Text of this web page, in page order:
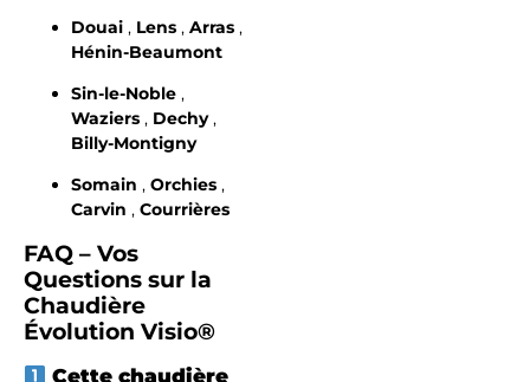
Douai , Lens , Arras ,
Hénin-Beaumont
Sin-le-Noble ,
Waziers , Dechy,
Billy-Montigny
Somain , Orchies ,
Carvin , Courrières
FAQ – Vos
Questions sur la
Chaudière
Évolution Visio®
Cette chaudière